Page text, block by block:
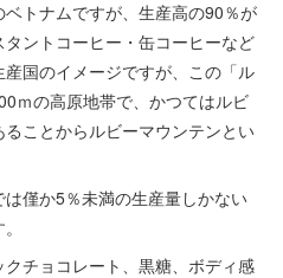
トナムですが、生産高の90％が
ントコーヒー・缶コーヒーなど
国のイメージですが、この「ル
ｍの高原地帯で、かつてはルビ
ことからルビーマウンテンとい
僅か5％未満の生産量しかない
チョコレート、黒糖、ボディ感